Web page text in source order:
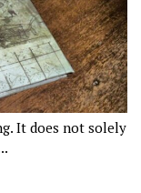
It does not solely